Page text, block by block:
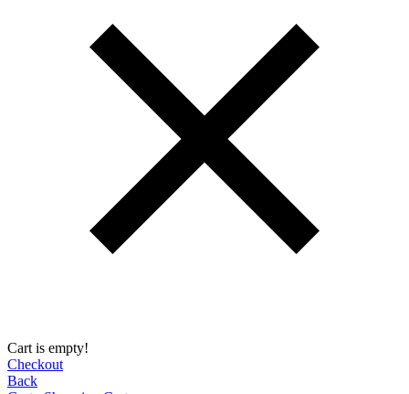
Cart is empty!
Checkout
Back